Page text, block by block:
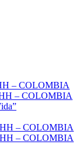
– COLOMBIA
– COLOMBIA
– COLOMBIA
– COLOMBIA